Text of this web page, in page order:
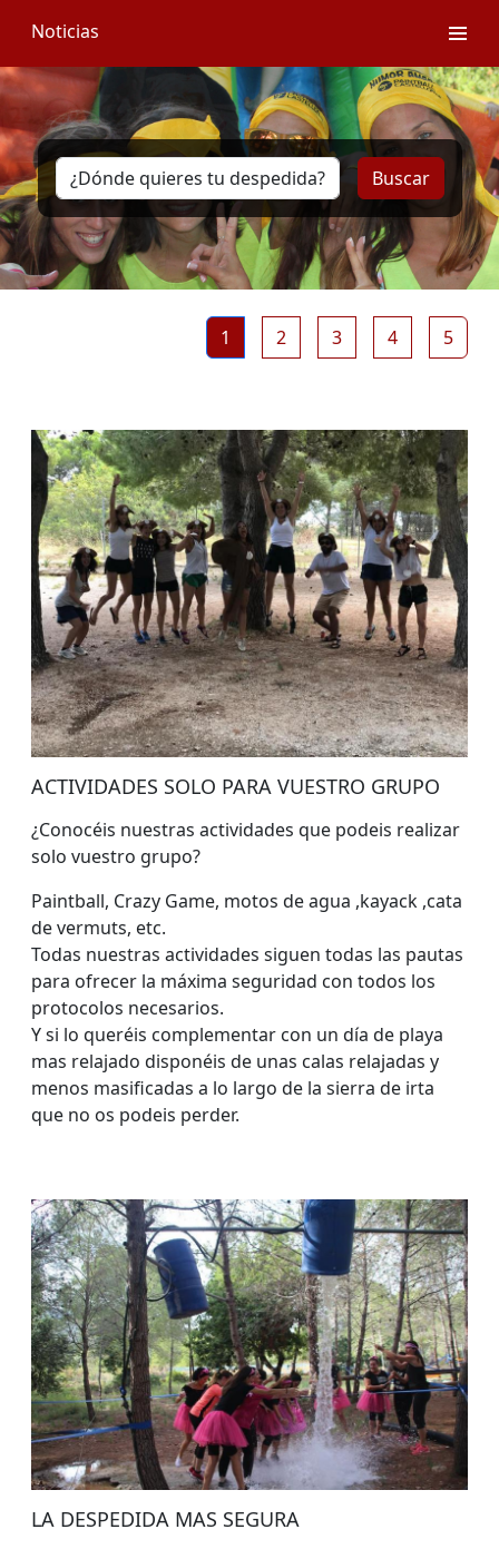
Noticias
Buscar
1 2 3 4 5
ACTIVIDADES SOLO PARA VUESTRO GRUPO
¿Conocéis nuestras actividades que podeis realizar
solo vuestro grupo?
Paintball, Crazy Game, motos de agua ,kayack ,cata
de vermuts, etc.
Todas nuestras actividades siguen todas las pautas
para ofrecer la máxima seguridad con todos los
protocolos necesarios.
Y si lo queréis complementar con un día de playa
mas relajado disponéis de unas calas relajadas y
menos masificadas a lo largo de la sierra de irta
que no os podeis perder.
LA DESPEDIDA MAS SEGURA